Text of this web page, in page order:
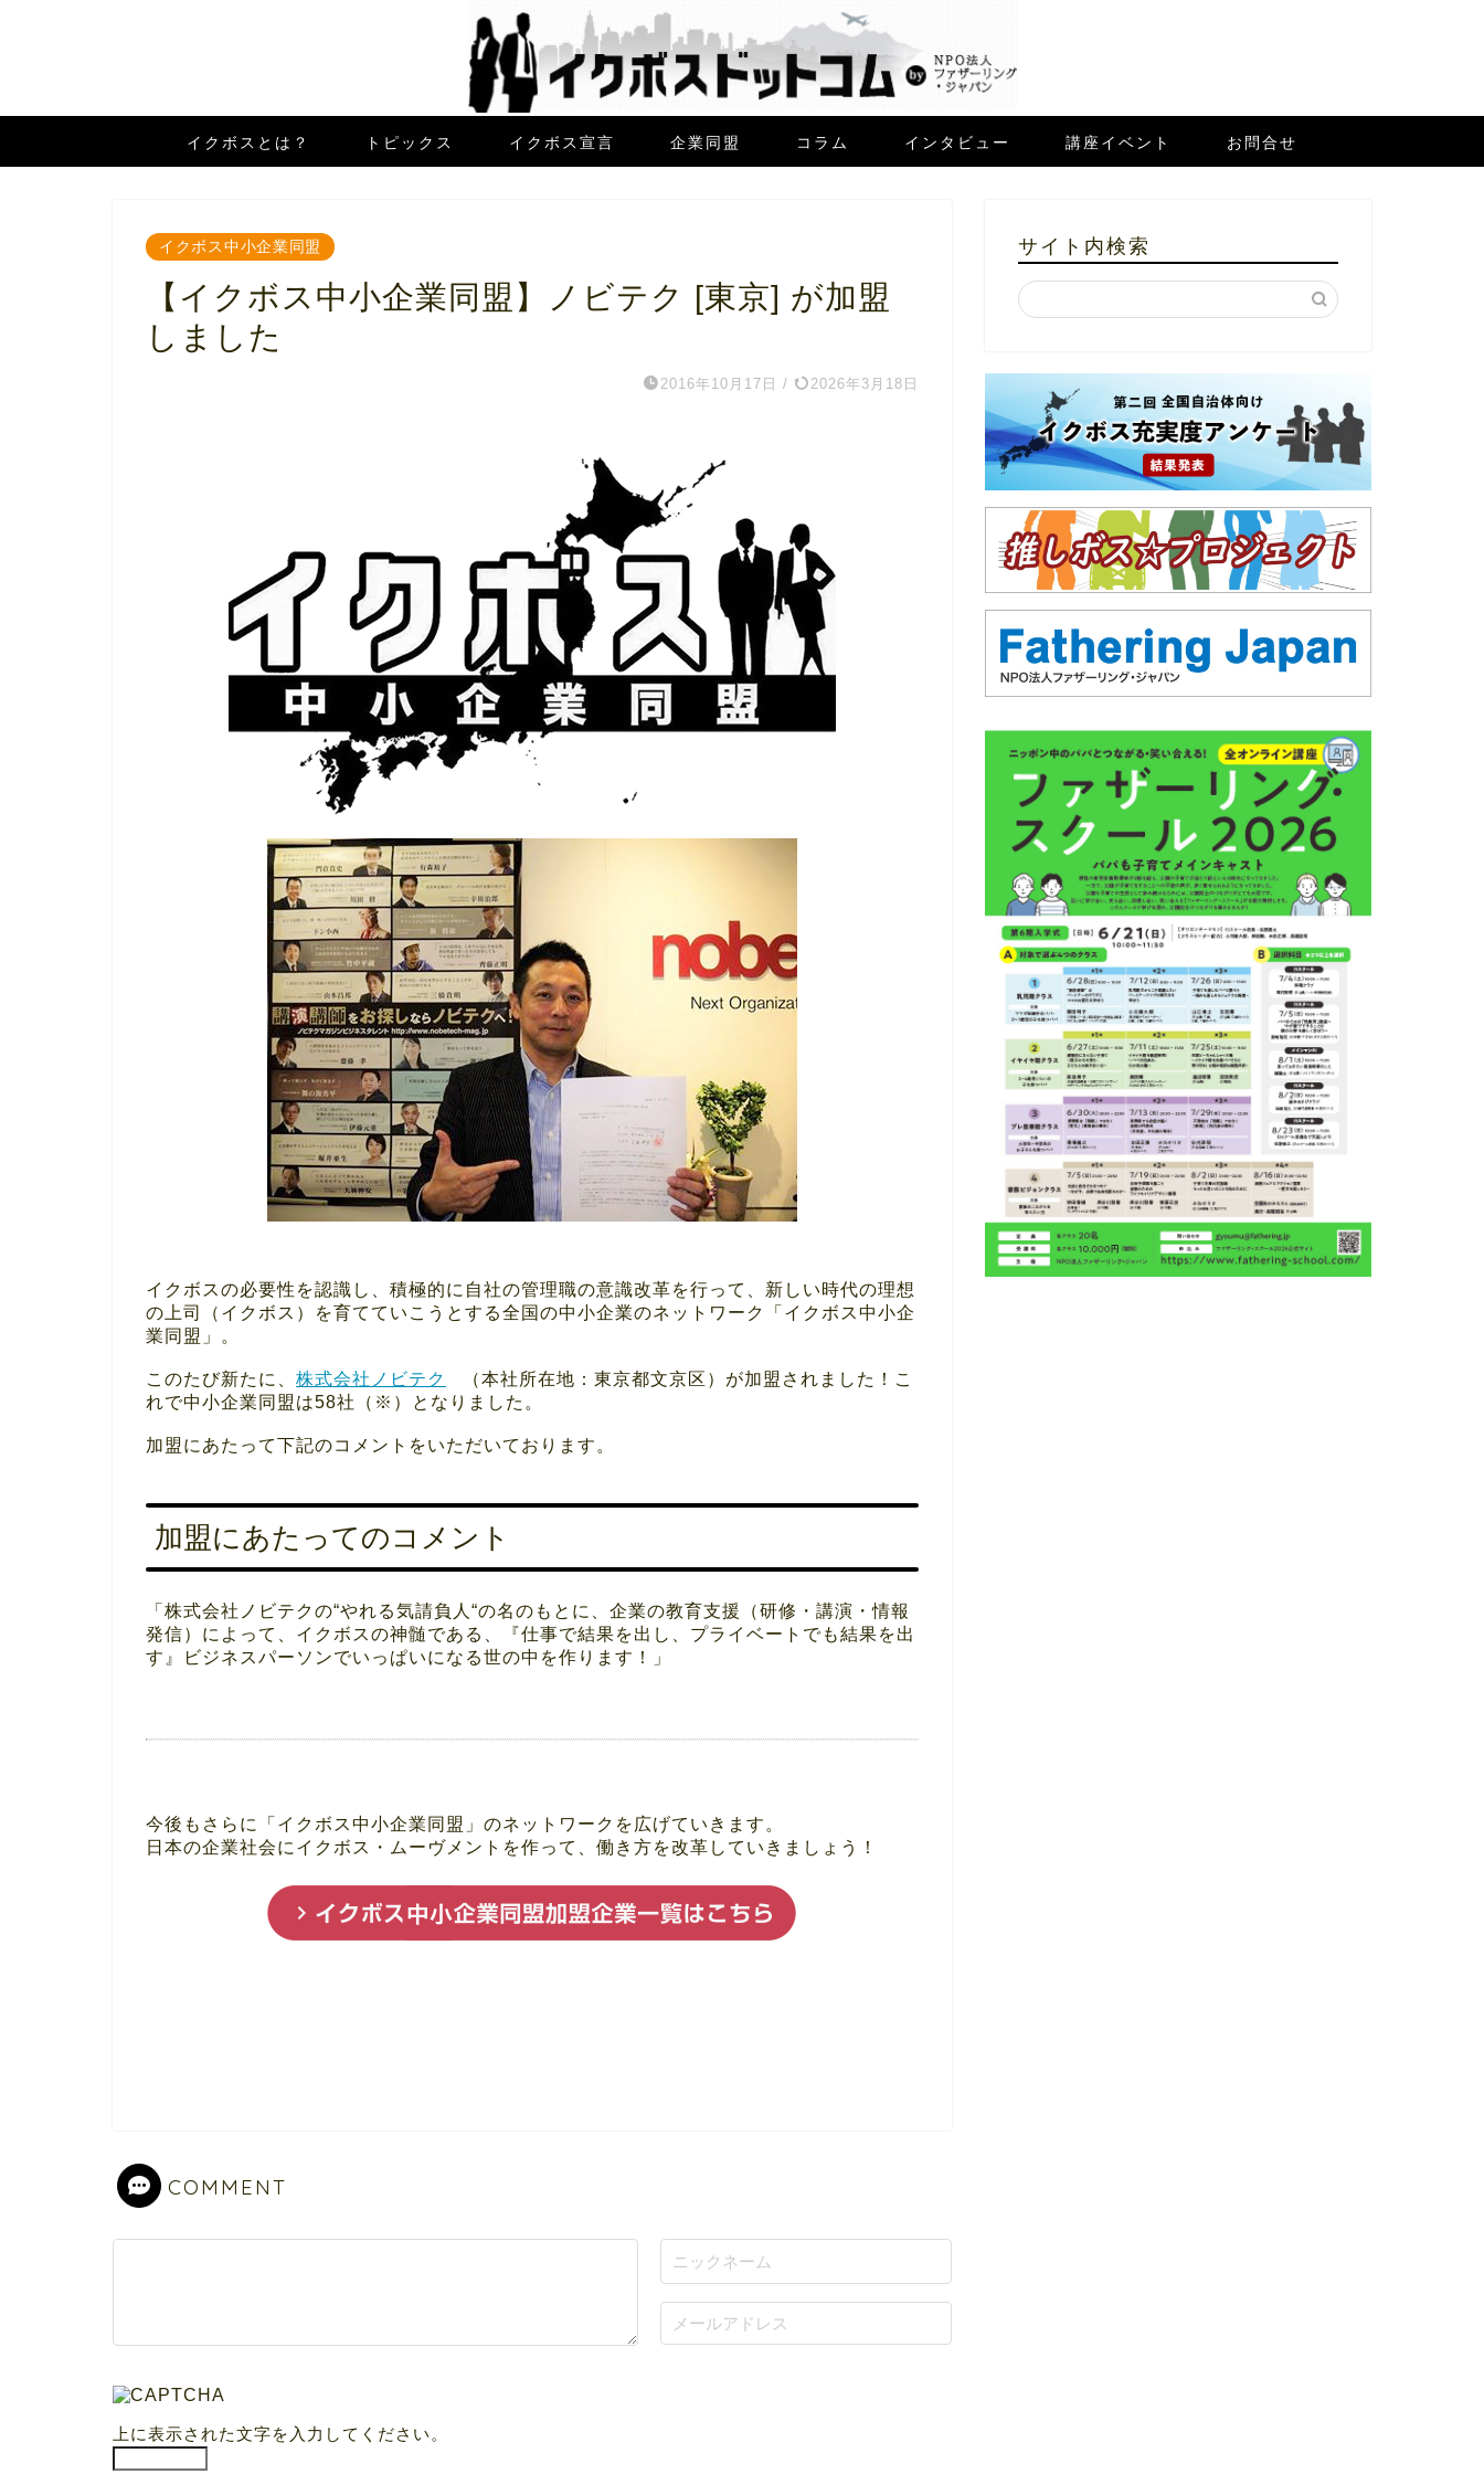
イクボスとは？ トピックス イクボス宣言 企業同盟 コラム インタビュー 講座イベント お問合せ
イクボス中小企業同盟
【イクボス中小企業同盟】ノビテク [東京] が加盟
しました
2016年10月17日 / 2026年3月18日
イクボスの必要性を認識し、積極的に自社の管理職の意識改革を行って、新しい時代の理想
の上司（イクボス）を育てていこうとする全国の中小企業のネットワーク「イクボス中小企
業同盟」。
このたび新たに、 株式会社ノビテク
（本社所在地：東京都文京区）が加盟されました！こ
れで中小企業同盟は58社（※）となりました。
加盟にあたって下記のコメントをいただいております。
加盟にあたってのコメント
「株式会社ノビテクの“やれる気請負人“の名のもとに、企業の教育支援（研修・講演・情報
発信）によって、イクボスの神髄である、『仕事で結果を出し、プライベートでも結果を出
す』ビジネスパーソンでいっぱいになる世の中を作ります！」
今後もさらに「イクボス中小企業同盟」のネットワークを広げていきます。
日本の企業社会にイクボス・ムーヴメントを作って、働き方を改革していきましょう！
COMMENT
上に表示された文字を入力してください。
サイト内検索